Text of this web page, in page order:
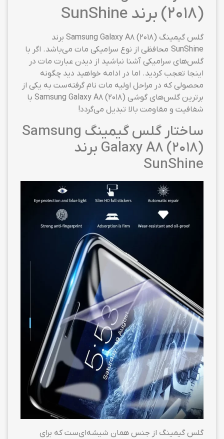
(2018) برند SunShine
گلس گیمینگ Samsung Galaxy A8 (2018) برند
SunShine محافظی از نوع سرامیکی مات می‌باشد. اگر با
گلس‌های سرامیکی آشنا نباشید از دیدن عبارت مات در
اینجا تعجب کردید. اما در ادامه خواهید دید چگونه
محصولی که در مراحل اولیه مات نام گرفته‌ست به یکی از
برترین گلس‌های گوشی Samsung Galaxy A8 (2018) با
شفافیت و مقاومت بالا تبدیل می‌گردد!
ساختار گلس گیمینگ Samsung
Galaxy A8 (2018) برند
SunShine
گلس گیمینگ از جنس همان شیشه‌ای‌ست که برای